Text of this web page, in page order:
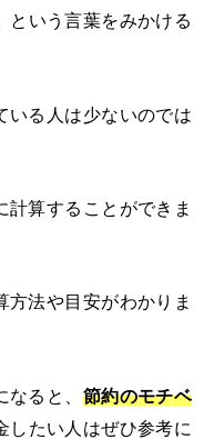
という言葉をみかける
いる人は少ないのでは
計算することができま
方法や目安がわかりま
ると、 節約のモチベ
したい人はぜひ参考に